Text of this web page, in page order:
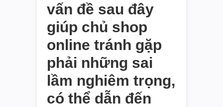
vấn đề sau đây
giúp chủ shop
online tránh gặp
phải những sai
lầm nghiêm trọng,
có thể dẫn đến